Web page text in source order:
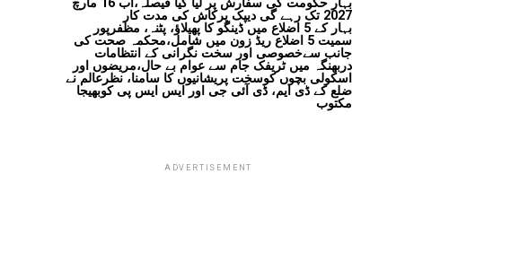
بہار حکومت کی سفارش پر لیا گیا فیصلہ،اب 16 مارچ
2027 تک رہے گی دیپک پرکاش کی مدت کار
بہار کے 5 اضلاع میں ڈینگو کا پھیلاؤ، پٹنہ، مظفرپور
سمیت 5 اضلاع ریڈ زون میں شامل،محکمہ صحت کی
جانب سےخصوصی اور سخت نگرانی کے انتظامات
دربھنگہ میں ٹریفک جام سے عوام بے حال،مریضوں اور
اسکولی بچوں کوسخت پریشانیوں کا سامنا، نظرعالم نے
ضلع کے ڈی ایم، ڈی آئی جی اور ایس ایس پی کوبھیجا
مکتوب
ADVERTISEMENT